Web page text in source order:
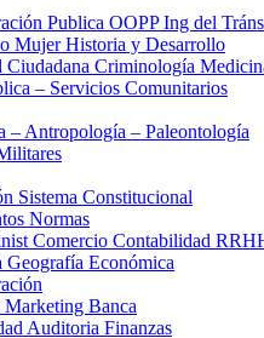
Publica OOPP Ing del
Mujer Historia y Desarrollo
Ciudadana Criminología
– Servicios Comunitarios
– Antropología – Paleontología
Sistema Constitucional
Normas
Comercio Contabilidad
Geografía Económica
Banca
Auditoria Finanzas